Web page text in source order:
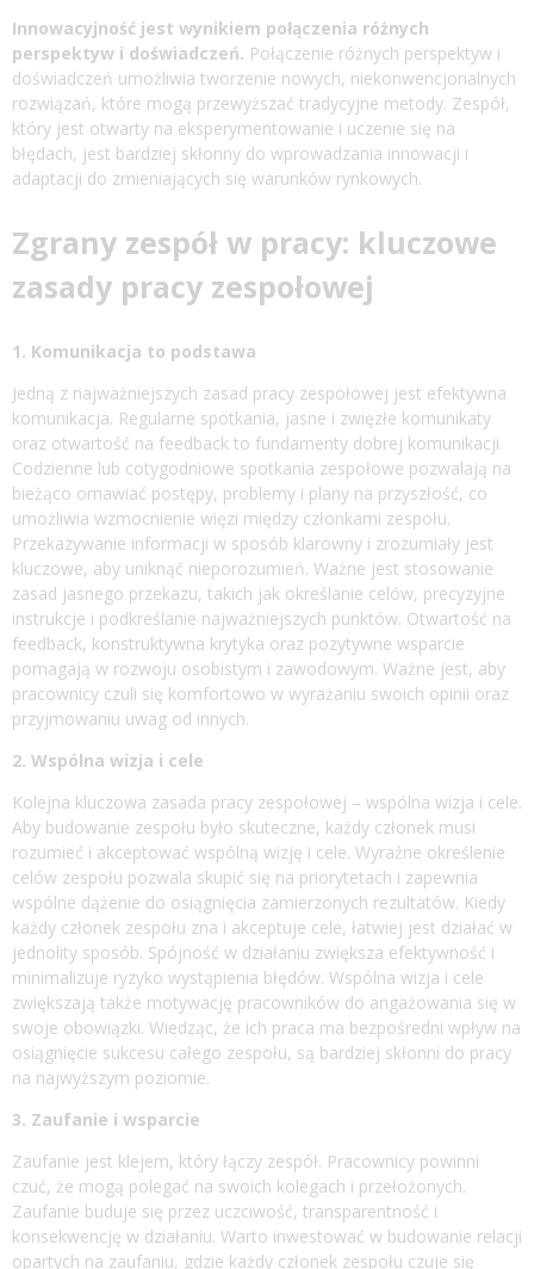
Innowacyjność jest wynikiem połączenia różnych
perspektyw i doświadczeń. Połączenie różnych perspektyw i
doświadczeń umożliwia tworzenie nowych, niekonwencjonalnych
rozwiązań, które mogą przewyższać tradycyjne metody. Zespół,
który jest otwarty na eksperymentowanie i uczenie się na
błędach, jest bardziej skłonny do wprowadzania innowacji i
adaptacji do zmieniających się warunków rynkowych.
Zgrany zespół w pracy: kluczowe
zasady pracy zespołowej
1. Komunikacja to podstawa
Jedną z najważniejszych zasad pracy zespołowej jest efektywna
komunikacja. Regularne spotkania, jasne i zwięzłe komunikaty
oraz otwartość na feedback to fundamenty dobrej komunikacji.
Codzienne lub cotygodniowe spotkania zespołowe pozwalają na
bieżąco omawiać postępy, problemy i plany na przyszłość, co
umożliwia wzmocnienie więzi między członkami zespołu.
Przekazywanie informacji w sposób klarowny i zrozumiały jest
kluczowe, aby uniknąć nieporozumień. Ważne jest stosowanie
zasad jasnego przekazu, takich jak określanie celów, precyzyjne
instrukcje i podkreślanie najważniejszych punktów. Otwartość na
feedback, konstruktywna krytyka oraz pozytywne wsparcie
pomagają w rozwoju osobistym i zawodowym. Ważne jest, aby
pracownicy czuli się komfortowo w wyrażaniu swoich opinii oraz
przyjmowaniu uwag od innych.
2. Wspólna wizja i cele
Kolejna kluczowa zasada pracy zespołowej – wspólna wizja i cele.
Aby budowanie zespołu było skuteczne, każdy członek musi
rozumieć i akceptować wspólną wizję i cele. Wyraźne określenie
celów zespołu pozwala skupić się na priorytetach i zapewnia
wspólne dążenie do osiągnięcia zamierzonych rezultatów. Kiedy
każdy członek zespołu zna i akceptuje cele, łatwiej jest działać w
jednolity sposób. Spójność w działaniu zwiększa efektywność i
minimalizuje ryzyko wystąpienia błędów. Wspólna wizja i cele
zwiększają także motywację pracowników do angażowania się w
swoje obowiązki. Wiedząc, że ich praca ma bezpośredni wpływ na
osiągnięcie sukcesu całego zespołu, są bardziej skłonni do pracy
na najwyższym poziomie.
3. Zaufanie i wsparcie
Zaufanie jest klejem, który łączy zespół. Pracownicy powinni
czuć, że mogą polegać na swoich kolegach i przełożonych.
Zaufanie buduje się przez uczciwość, transparentność i
konsekwencję w działaniu. Warto inwestować w budowanie relacji
opartych na zaufaniu, gdzie każdy członek zespołu czuje się